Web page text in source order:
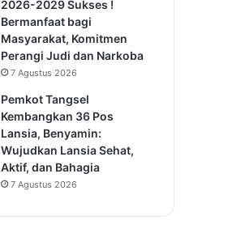
2026-2029 Sukses !
Bermanfaat bagi
Masyarakat, Komitmen
Perangi Judi dan Narkoba
7 Agustus 2026
Pemkot Tangsel
Kembangkan 36 Pos
Lansia, Benyamin:
Wujudkan Lansia Sehat,
Aktif, dan Bahagia
7 Agustus 2026